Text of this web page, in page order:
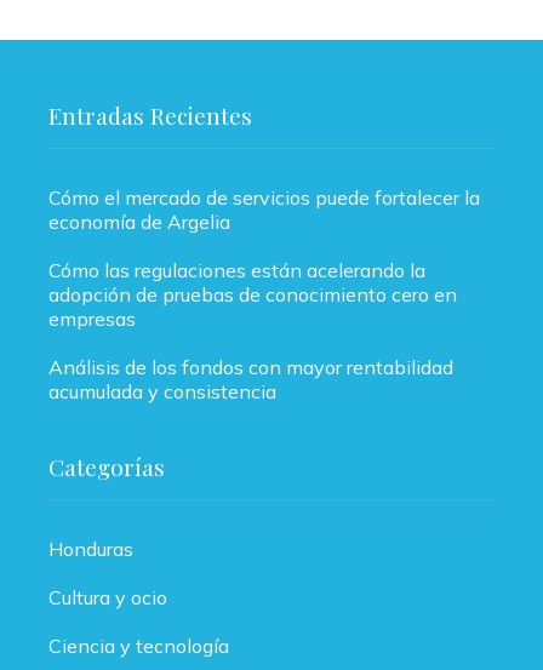
Entradas Recientes
Cómo el mercado de servicios puede fortalecer la
economía de Argelia
Cómo las regulaciones están acelerando la
adopción de pruebas de conocimiento cero en
empresas
Análisis de los fondos con mayor rentabilidad
acumulada y consistencia
Categorías
Honduras
Cultura y ocio
Ciencia y tecnología